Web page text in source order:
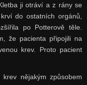
ji otráví a z rány se
do ostatních orgánů,
po Potterově těle.
že pacienta připojili na
krev. Proto pacient
nějakým způsobem